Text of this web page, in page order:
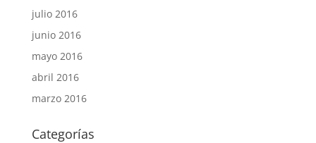
julio 2016
junio 2016
mayo 2016
abril 2016
marzo 2016
Categorías